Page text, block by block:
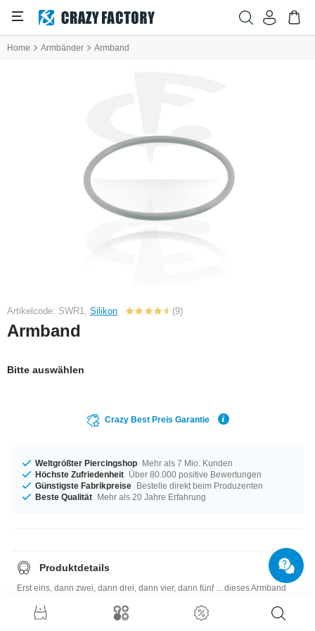
Home Armbänder Armband
Artikelcode: SWR1, Silikon (9)
Armband
Bitte auswählen
Crazy Best Preis Garantie
Weltgrößter Piercingshop Mehr als 7 Mio. Kunden
Höchste Zufriedenheit Über 80.000 positive Bewertungen
Günstigste Fabrikpreise Bestelle direkt beim Produzenten
Beste Qualität Mehr als 20 Jahre Erfahrung
Produktdetails
Erst eins, dann zwei, dann drei, dann vier, dann fünf ... dieses Armband
kann so schön die Farben kombinieren. Suchtgefahr!